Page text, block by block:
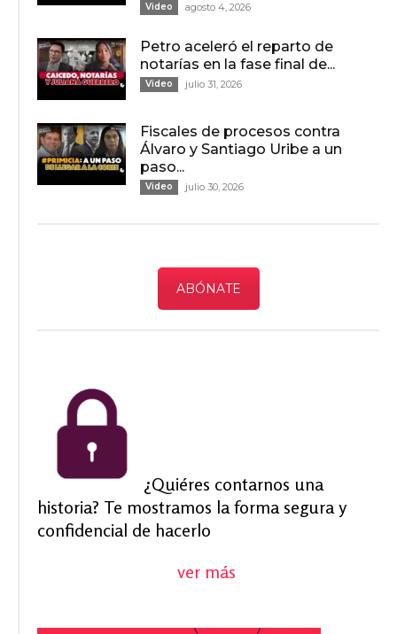
Video agosto 4, 2026
Petro aceleró el reparto de
notarías en la fase final de...
Video julio 31, 2026
Fiscales de procesos contra
Álvaro y Santiago Uribe a un
paso...
Video julio 30, 2026
ABÓNATE
¿Quiéres contarnos una
historia? Te mostramos la forma segura y
confidencial de hacerlo
ver más